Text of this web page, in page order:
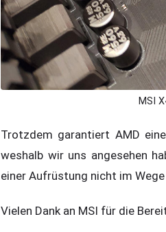
MSI
Trotzdem garantiert AMD
weshalb wir uns angesehen
einer Aufrüstung nicht im
Vielen Dank an MSI für die